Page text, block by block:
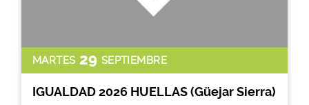
MARTES 29 SEPTIEMBRE
IGUALDAD 2026 HUELLAS (Güejar Sierra)